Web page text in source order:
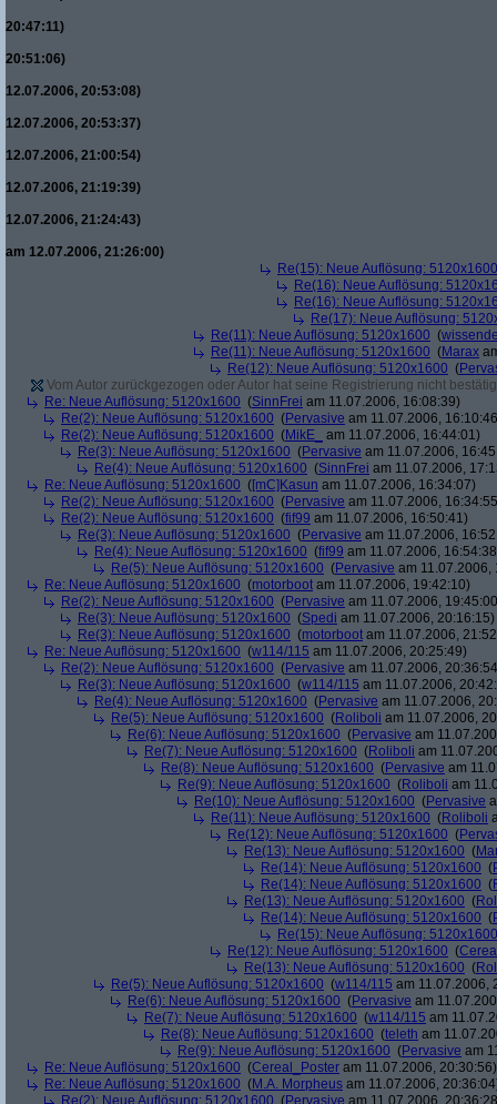
20:47:11)
20:51:06)
12.07.2006, 20:53:08)
12.07.2006, 20:53:37)
12.07.2006, 21:00:54)
12.07.2006, 21:19:39)
12.07.2006, 21:24:43)
am 12.07.2006, 21:26:00)
Re(15): Neue Auflösung: 5120x1600
Re(16): Neue Auflösung:
Re(16): Neue Auflösung:
Re(17): Neue Auflösung:
Re(11): Neue Auflösung: 5120x1600 (
Re(11): Neue Auflösung: 5120x1600 (Marax
Re(12): Neue Auflösung: 5120x1600 (
Vom Autor zurückgezogen oder Autor hat seine Registrierung nicht
Re: Neue Auflösung: 5120x1600 (SinnFrei am 11.07.2006, 16:08:39)
Re(2): Neue Auflösung: 5120x1600 (Pervasive am 11.07.2006,
Re(2): Neue Auflösung: 5120x1600 (MikE_
am 11.07.2006, 16:44:01)
Re(3): Neue Auflösung: 5120x1600 (Pervasive am 11.07.2006,
Re(4): Neue Auflösung: 5120x1600 (SinnFrei am 11.07.2006,
Re: Neue Auflösung: 5120x1600 ([mC]Kasun am 11.07.2006, 16:34:07)
Re(2): Neue Auflösung: 5120x1600 (Pervasive am 11.07.2006,
Re(2): Neue Auflösung: 5120x1600 (fif99 am 11.07.2006, 16:50:41)
Re(3): Neue Auflösung: 5120x1600 (Pervasive am 11.07.2006,
Re(4): Neue Auflösung: 5120x1600 (fif99 am 11.07.2006,
Re(5): Neue Auflösung: 5120x1600 (Pervasive am 11.07.2006,
Re: Neue Auflösung: 5120x1600 (motorboot am 11.07.2006, 19:42:10)
Re(2): Neue Auflösung: 5120x1600 (Pervasive am 11.07.2006,
Re(3): Neue Auflösung: 5120x1600 (Spedi am 11.07.2006, 20:16:15)
Re(3): Neue Auflösung: 5120x1600 (motorboot am 11.07.2006,
Re: Neue Auflösung: 5120x1600 (w114/115 am 11.07.2006, 20:25:49)
Re(2): Neue Auflösung: 5120x1600 (Pervasive am 11.07.2006,
Re(3): Neue Auflösung: 5120x1600 (w114/115 am 11.07.2006,
Re(4): Neue Auflösung: 5120x1600 (Pervasive am 11.07.2006,
Re(5): Neue Auflösung: 5120x1600 (Roliboli am 11.07.2006,
Re(6): Neue Auflösung: 5120x1600 (Pervasive am
Re(7): Neue Auflösung: 5120x1600 (Roliboli am
Re(8): Neue Auflösung: 5120x1600 (Pervasive am
Re(9): Neue Auflösung: 5120x1600 (Roliboli am
Re(10): Neue Auflösung: 5120x1600 (Pervasive
Re(11): Neue Auflösung: 5120x1600 (Roliboli
Re(12): Neue Auflösung: 5120x1600 (
Re(13): Neue Auflösung: 5120x1600 (
Re(14): Neue Auflösung: 5120x1600 (
Re(14): Neue Auflösung: 5120x1600 (
Re(13): Neue Auflösung: 5120x1600 (
Re(14): Neue Auflösung: 5120x1600 (
Re(15): Neue Auflösung: 5120x1600
Re(12): Neue Auflösung: 5120x1600 (
Re(13): Neue Auflösung: 5120x1600 (
Re(5): Neue Auflösung: 5120x1600 (w114/115 am 11.07.2006,
Re(6): Neue Auflösung: 5120x1600 (Pervasive am
Re(7): Neue Auflösung: 5120x1600 (w114/115 am
Re(8): Neue Auflösung: 5120x1600 (teleth am
Re(9): Neue Auflösung: 5120x1600 (Pervasive am
Re: Neue Auflösung: 5120x1600 (Cereal_Poster am 11.07.2006, 20:30:56)
Re: Neue Auflösung: 5120x1600 (M.A. Morpheus am 11.07.2006,
Re(2): Neue Auflösung: 5120x1600 (Pervasive am 11.07.2006,